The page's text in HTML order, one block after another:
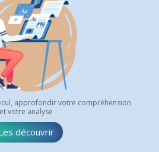
approfondir votre compréhension
et votre analyse
découvrir